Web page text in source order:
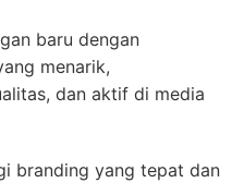
baru dengan
menarik,
dan aktif di media
branding yang tepat dan